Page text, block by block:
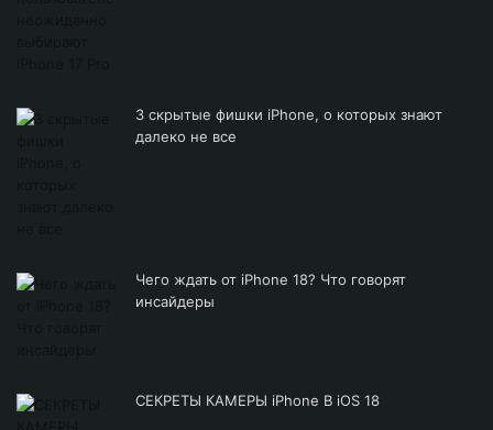
3 скрытые фишки iPhone, о которых знают
далеко не все
Чего ждать от iPhone 18? Что говорят
инсайдеры
СЕКРЕТЫ КАМЕРЫ iPhone В iOS 18